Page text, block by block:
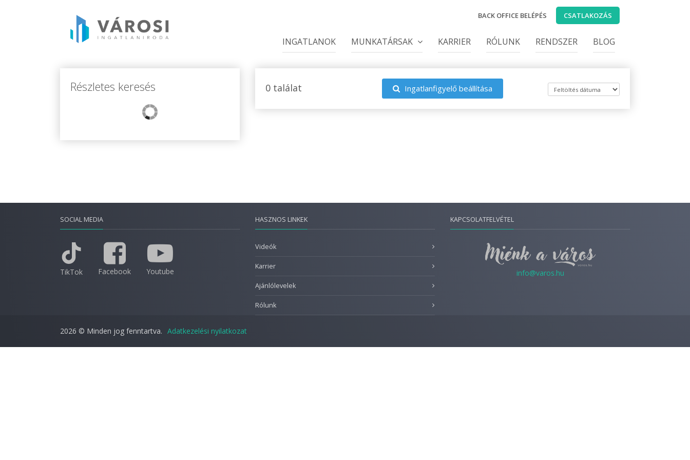
BACK OFFICE BELÉPÉS CSATLAKOZÁS
INGATLANOK MUNKATÁRSAK KARRIER RÓLUNK RENDSZER BLOG
Részletes keresés 0 találat Ingatlanfigyelő beállítása
SOCIAL MEDIA
TikTok Facebook Youtube
HASZNOS LINKEK
Videók
Karrier
Ajánlólevelek
Rólunk
KAPCSOLATFELVÉTEL
info@varos.hu
2026 © Minden jog fenntartva. Adatkezelési nyilatkozat